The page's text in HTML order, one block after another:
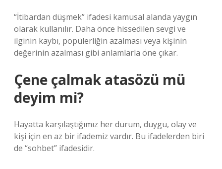
“İtibardan düşmek” ifadesi kamusal alanda yaygın
olarak kullanılır. Daha önce hissedilen sevgi ve
ilginin kaybı, popülerliğin azalması veya kişinin
değerinin azalması gibi anlamlarla öne çıkar.
Çene çalmak atasözü mü
deyim mi?
Hayatta karşılaştığımız her durum, duygu, olay ve
kişi için en az bir ifademiz vardır. Bu ifadelerden biri
de “sohbet” ifadesidir.